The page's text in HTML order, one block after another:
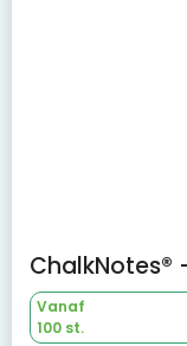
ChalkNotes®
Vanaf
100 st.